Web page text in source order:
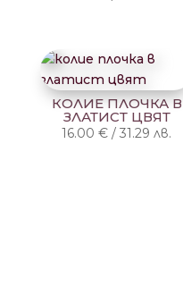
КОЛИЕ ПЛОЧКА В
ЗЛАТИСТ ЦВЯТ
16.00€ /31.29лв.